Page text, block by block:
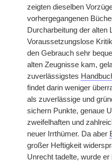
zeigten dieselben
vorhergegangenen
Durcharbeitung der alten
Voraussetzungslose
den Gebrauch sehr
alten Zeugnisse kam,
zuverlässigstes
findet darin weniger
als zuverlässige und
sichern Punkte, genaue
zweifelhaften und
neuer Irrthümer. Da aber
großer Heftigkeit
Unrecht tadelte, wurde